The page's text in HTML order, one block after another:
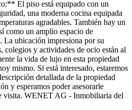
El piso está equipado con un
una moderna cocina equipada
agradables. También hay un
como un amplio espacio de
La ubicación impresiona por su
colegios y actividades de ocio están al
la vida de lujo en esta propiedad
mismo. Si está interesado, estaremos
detallada de la propiedad
y esperamos poder asesorarle
visita. WENET AG - Inmobiliaria del